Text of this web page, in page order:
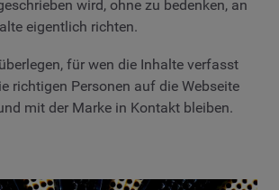
wird, ohne zu bedenken, an
eigentlich richten.
für wen die Inhalte verfasst
richtigen Personen auf die Webseite
mit der Marke in Kontakt bleiben.